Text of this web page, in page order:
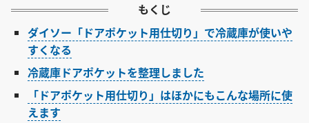
もくじ
ダイソー「ドアポケット用仕切り」で冷蔵庫が使いや
すくなる
冷蔵庫ドアポケットを整理しました
「ドアポケット用仕切り」はほかにもこんな場所に使
えます